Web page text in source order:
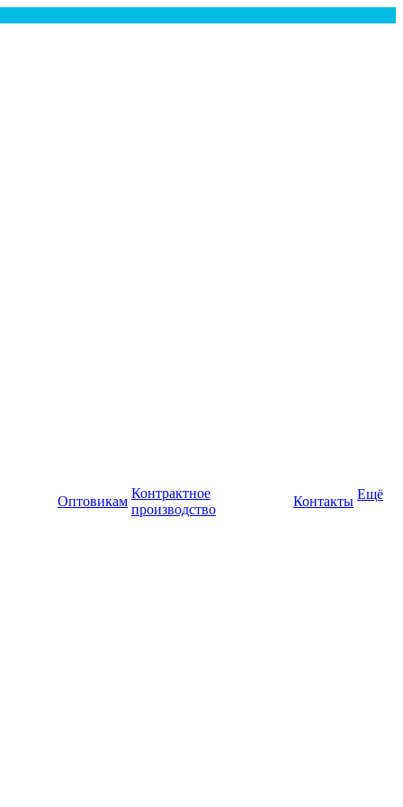
Оптовикам
Контрактное
производство
Контакты Ещё